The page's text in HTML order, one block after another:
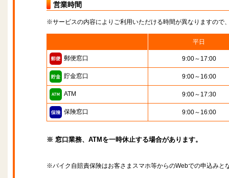
営業時間
※サービスの内容によりご利用いただける時間が異なりますので
平日
郵便窓口 9:00～17:00
貯金窓口 9:00～16:00
ATM 9:00～17:30
保険窓口 9:00～16:00
※ 窓口業務、ATMを一時休止する場合があります。
※バイク自賠責保険はお客さまスマホ等からのWebでの申込みと